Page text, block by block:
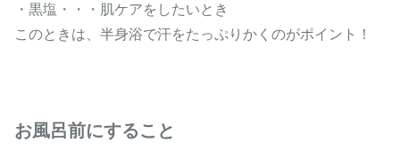
・黒塩・・・肌ケアをしたいとき
このときは、半身浴で汗をたっぷりかくのがポイント！
お風呂前にすること